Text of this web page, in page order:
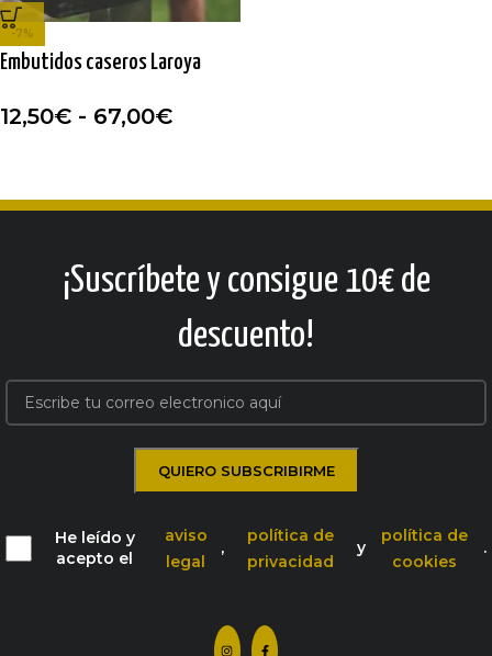
-7%
Embutidos caseros Laroya
12,50€ - 67,00€
¡Suscríbete y consigue 10€ de
descuento!
He leído y
acepto el
aviso
legal
,
política de
privacidad
y
política de
cookies
.